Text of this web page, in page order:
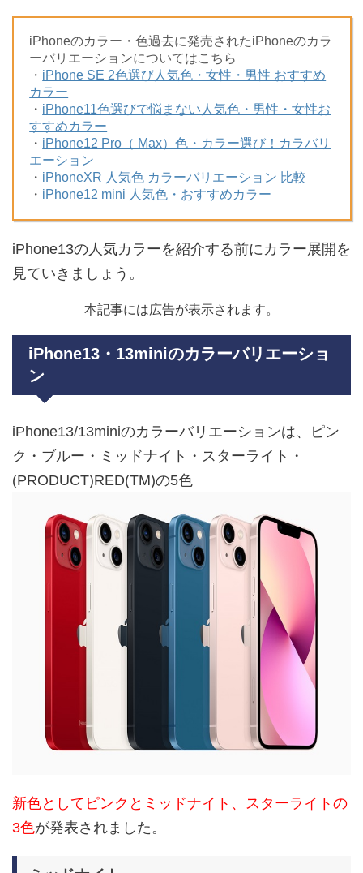
iPhoneのカラー・色過去に発売されたiPhoneのカラ
ーバリエーションについてはこちら
・ iPhone SE 2色選び人気色・女性・男性 おすすめ
カラー
・ iPhone11色選びで悩まない人気色・男性・女性お
すすめカラー
・ iPhone12 Pro（ Max）色・カラー選び！カラバリ
エーション
・ iPhoneXR 人気色 カラーバリエーション 比較
・ iPhone12 mini 人気色・おすすめカラー
iPhone13の人気カラーを紹介する前にカラー展開を
見ていきましょう。
本記事には広告が表示されます。
iPhone13・13miniのカラーバリエーショ
ン
iPhone13/13miniのカラーバリエーションは、ピン
ク・ブルー・ミッドナイト・スターライト・
(PRODUCT)RED(TM)の5色
新色としてピンクとミッドナイト、スターライトの
3色が発表されました。